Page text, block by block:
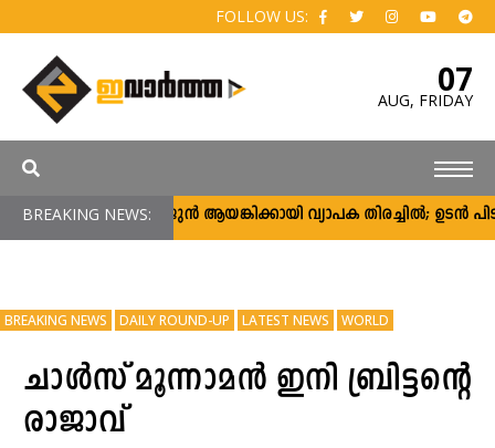
FOLLOW US:
07
AUG, FRIDAY
BREAKING NEWS:അർജുൻ ആയങ്കിക്കായി വ്യാപക തിരച്ചിൽ; ഉടൻ
BREAKING NEWS DAILY ROUND-UP LATEST NEWS WORLD
ചാൾസ് മൂന്നാമൻ ഇനി ബ്രിട്ടന്റെ
രാജാവ്